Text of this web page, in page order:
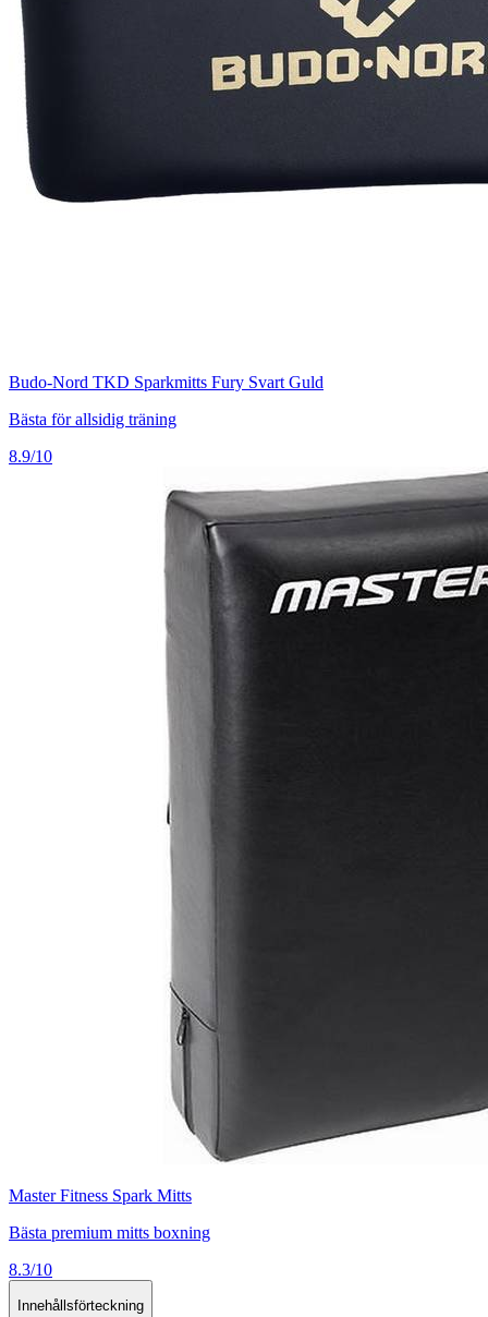
Budo-Nord TKD Sparkmitts Fury Svart Guld
Bästa för allsidig träning
8.9/10
Master Fitness Spark Mitts
Bästa premium mitts boxning
8.3/10
Innehållsförteckning